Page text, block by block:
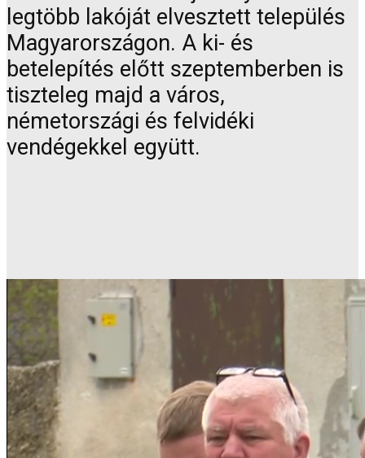
legtöbb lakóját elvesztett település
Magyarországon. A ki- és
betelepítés előtt szeptemberben is
tiszteleg majd a város,
németországi és felvidéki
vendégekkel együtt.